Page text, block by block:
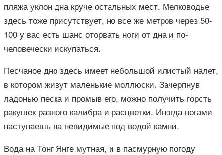
пляжа уклон дна круче остальных мест. Мелководье
здесь тоже присутствует, но все же метров через 50-
100 у вас есть шанс оторвать ноги от дна и по-
человечески искупаться.
Песчаное дно здесь имеет небольшой илистый налет,
в котором живут маленькие моллюски. Зачерпнув
ладонью песка и промыв его, можно получить горсть
ракушек разного калибра и расцветки. Иногда ногами
наступаешь на невидимые под водой камни.
Вода на Тонг Янге мутная, и в пасмурную погоду